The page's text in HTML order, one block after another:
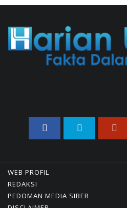
Simposium
Centre
Merdeka Barat
04/08/2026 18:37
Geger! Nama
Untung KAI
WEB PROFIL
REDAKSI
PEDOMAN MEDIA SIBER